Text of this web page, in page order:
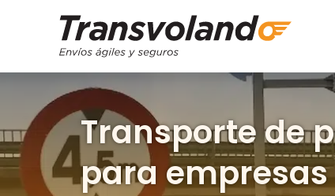
Transporte de
para